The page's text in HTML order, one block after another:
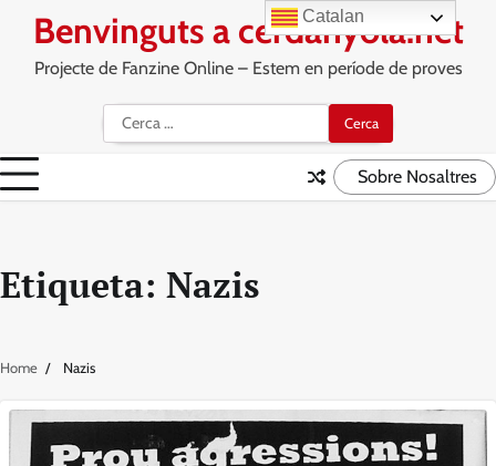
content
Benvinguts a cerdanyola.net
Projecte de Fanzine Online – Estem en període de proves
Cerca:
Sobre Nosaltres
Etiqueta: Nazis
Home Nazis
Catalan